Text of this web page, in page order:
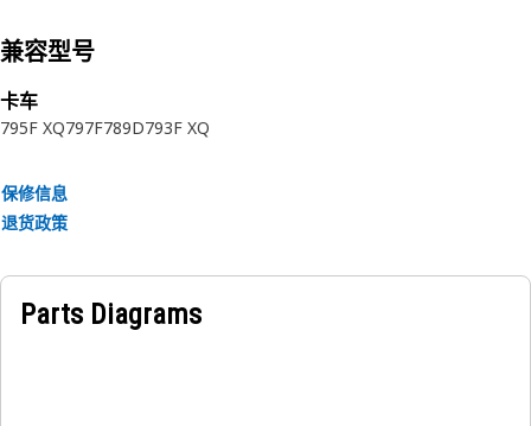
兼容型号
卡车
795F XQ797F789D793F XQ
保修信息
退货政策
Parts Diagrams